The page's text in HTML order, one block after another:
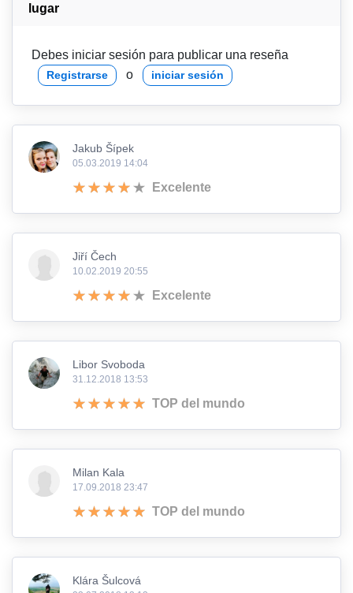
lugar
Debes iniciar sesión para publicar una reseña
Registrarse o iniciar sesión
Jakub Šípek
05.03.2019 14:04
Excelente
Jiří Čech
10.02.2019 20:55
Excelente
Libor Svoboda
31.12.2018 13:53
TOP del mundo
Milan Kala
17.09.2018 23:47
TOP del mundo
Klára Šulcová